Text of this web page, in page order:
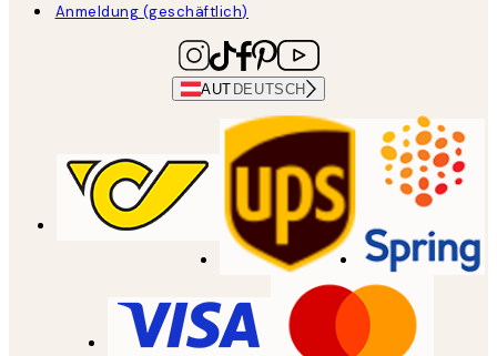
Anmeldung (geschäftlich)
AUT DEUTSCH